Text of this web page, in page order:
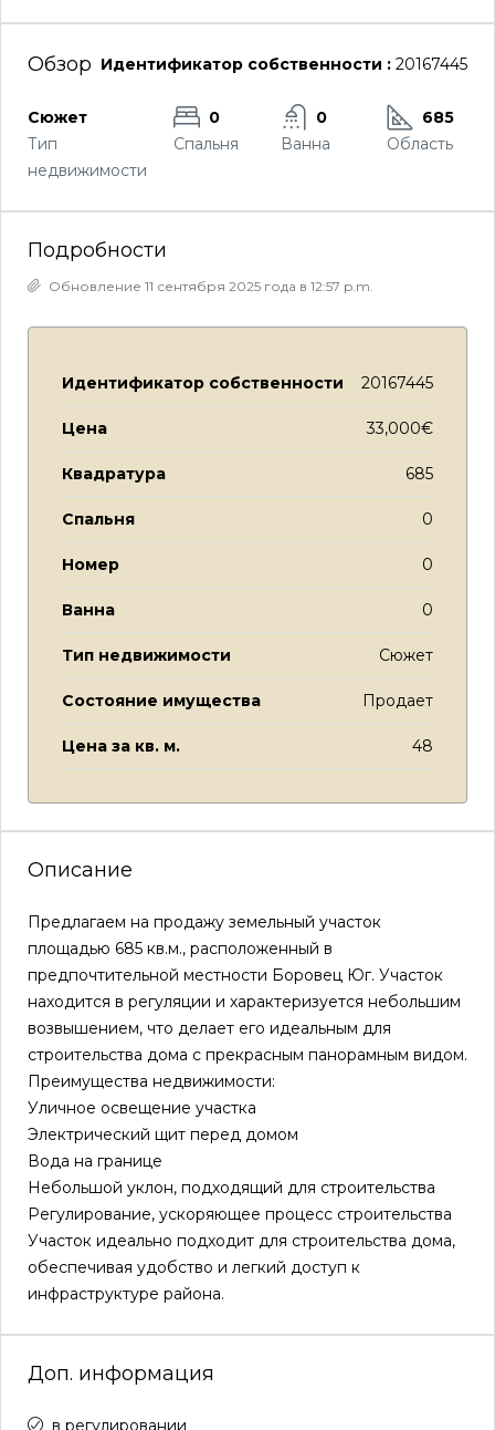
Обзор Идентификатор собственности : 20167445
Сюжет
Тип
недвижимости
0
Спальня
0
Ванна
685
Область
Подробности
Обновление 11 сентября 2025 года в 12:57 p.m.
Идентификатор собственности 20167445
Цена 33,000€
Квадратура 685
Спальня 0
Номер 0
Ванна 0
Тип недвижимости Сюжет
Состояние имущества Продает
Цена за кв. м. 48
Описание
Предлагаем на продажу земельный участок
площадью 685 кв.м., расположенный в
предпочтительной местности Боровец Юг. Участок
находится в регуляции и характеризуется небольшим
возвышением, что делает его идеальным для
строительства дома с прекрасным панорамным видом.
Преимущества недвижимости:
Уличное освещение участка
Электрический щит перед домом
Вода на границе
Небольшой уклон, подходящий для строительства
Регулирование, ускоряющее процесс строительства
Участок идеально подходит для строительства дома,
обеспечивая удобство и легкий доступ к
инфраструктуре района.
Доп. информация
в регулировании